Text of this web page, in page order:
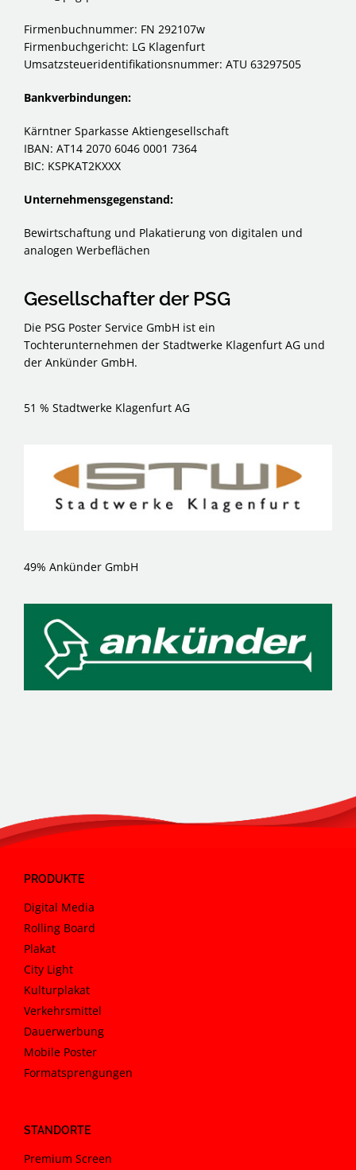
Firmenbuchnummer: FN 292107w
Firmenbuchgericht: LG Klagenfurt
Umsatzsteueridentifikationsnummer: ATU 63297505
Bankverbindungen:
Kärntner Sparkasse Aktiengesellschaft
IBAN: AT14 2070 6046 0001 7364
BIC: KSPKAT2KXXX
Unternehmensgegenstand:
Bewirtschaftung und Plakatierung von digitalen und
analogen Werbeflächen
Gesellschafter der PSG
Die PSG Poster Service GmbH ist ein
Tochterunternehmen der Stadtwerke Klagenfurt AG und
der Ankünder GmbH.
51 % Stadtwerke Klagenfurt AG
49% Ankünder GmbH
PRODUKTE
Digital Media
Rolling Board
Plakat
City Light
Kulturplakat
Verkehrsmittel
Dauerwerbung
Mobile Poster
Formatsprengungen
STANDORTE
Premium Screen